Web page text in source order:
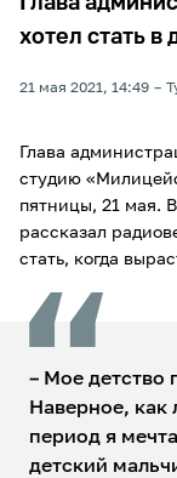
хотел стать в
21 мая 2021, 14:49
Глава
студию
пятницы, 21 мая.
рассказал
стать, когда
– Мое детство
Наверное, как
период я
детский